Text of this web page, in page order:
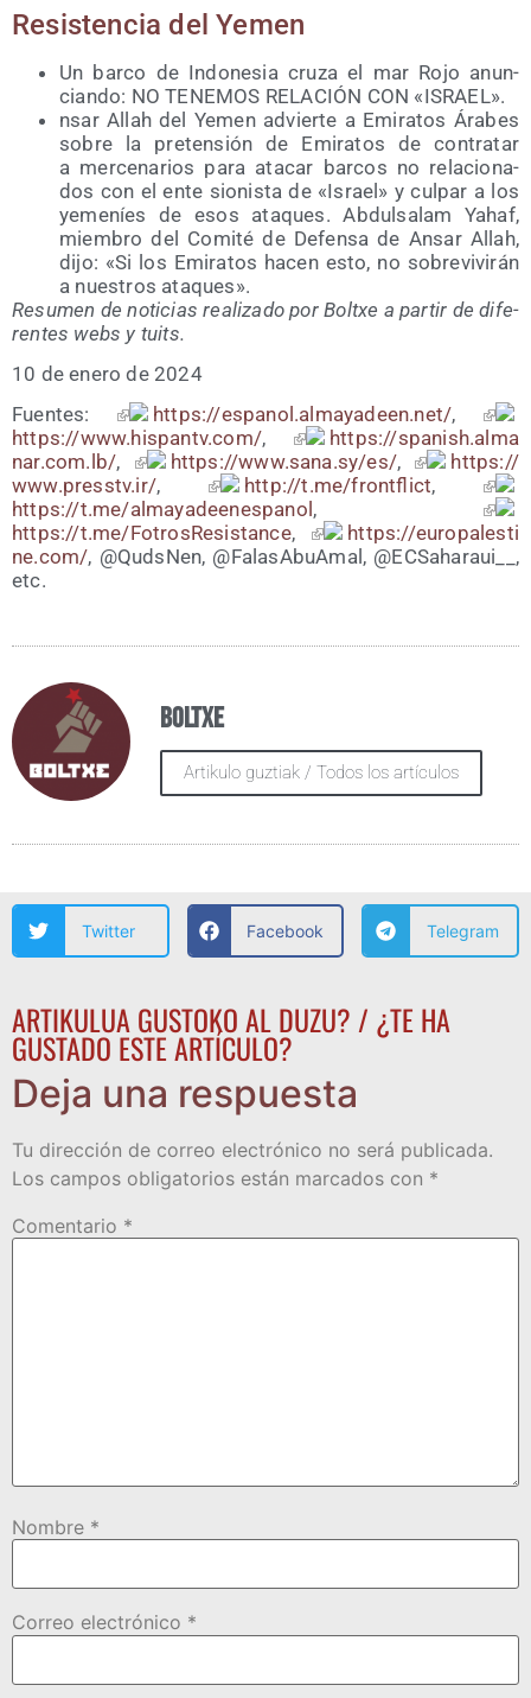
Resis­ten­cia del Yemen
Un bar­co de Indo­ne­sia cru­za el mar Rojo anun­
cian­do: NO TENEMOS RELACIÓN CON «ISRAEL».
nsar Allah del Yemen advier­te a Emi­ra­tos Ára­bes
sobre la pre­ten­sión de Emi­ra­tos de con­tra­tar
a mer­ce­na­rios para ata­car bar­cos no rela­cio­na­
dos con el ente sio­nis­ta de «Israel» y cul­par a los
yeme­níes de esos ata­ques. Abdul­sa­lam Yahaf,
miem­bro del Comi­té de Defen­sa de Ansar Allah,
dijo: «Si los Emi­ra­tos hacen esto, no sobre­vi­vi­rán
a nues­tros ataques».
Resu­men de noti­cias rea­li­za­do por Boltxe a par­tir de dife­
ren­tes webs y tuits.
10 de enero de 2024
Fuen­tes:
https://​espa​nol​.alma​ya​deen​.net/,
https://​www​.his​pantv​.com/,
https://​spa​nish​.alma​
nar​.com​.lb/, https://​www​.sana​.sy/​es/,
https://​
www​.presstv​.ir/, http://t.me/frontflict,
https://t.me/almayadeenespanol ,
https://t.me/FotrosResistance,
https://​euro​pa​les​ti​
ne​.com/, @QudsNen, @FalasAbuAmal, @ECSaharaui__,
etc.
Boltxe
Artikulo guztiak / Todos los artículos
Twitter Facebook Telegram
ARTIKULUA GUSTOKO AL DUZU? / ¿TE HA
GUSTADO ESTE ARTÍCULO?
Deja una respuesta
Tu dirección de correo electrónico no será publicada.
Los campos obligatorios están marcados con *
Comentario *
Nombre *
Correo electrónico *